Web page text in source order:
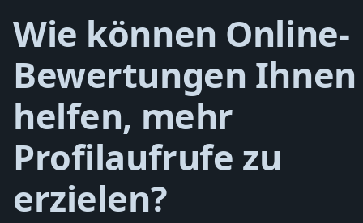
Wie können Online-
Bewertungen Ihnen
helfen, mehr
Profilaufrufe zu
erzielen?